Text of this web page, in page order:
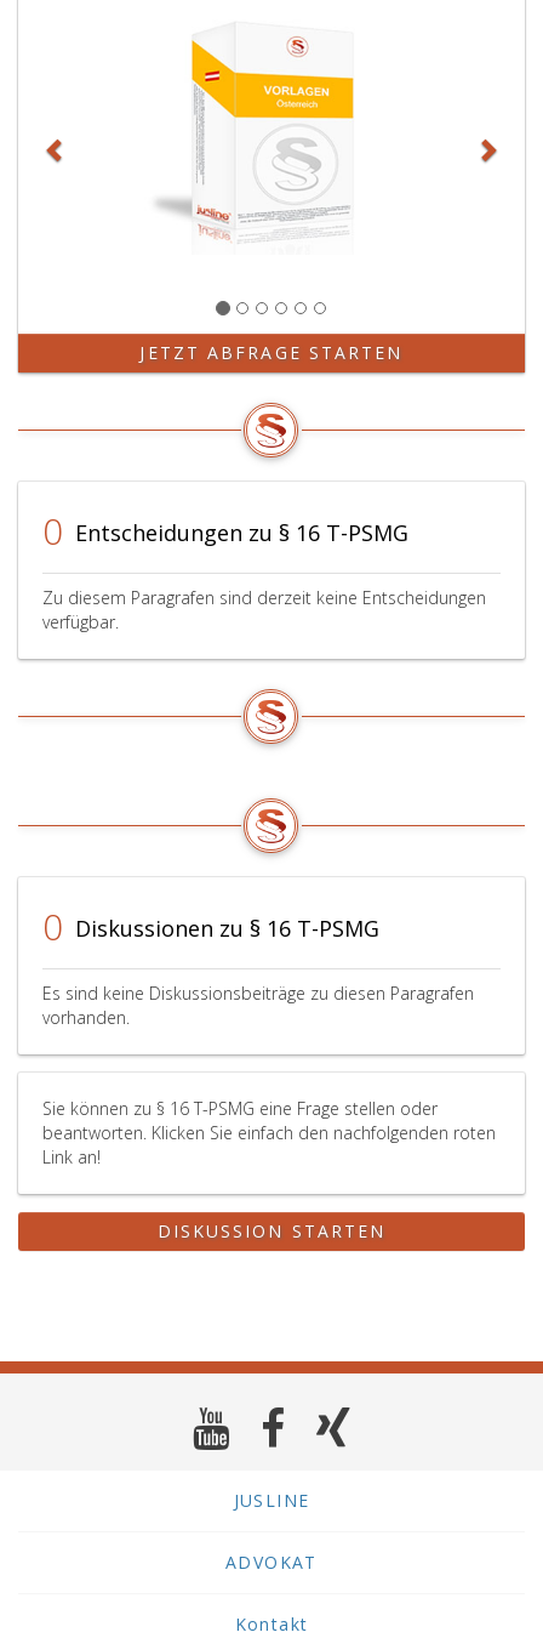
JETZT ABFRAGE STARTEN
0 Entscheidungen zu § 16 T-PSMG
Zu diesem Paragrafen sind derzeit keine Entscheidungen
verfügbar.
0 Diskussionen zu § 16 T-PSMG
Es sind keine Diskussionsbeiträge zu diesen Paragrafen
vorhanden.
Sie können zu § 16 T-PSMG eine Frage stellen oder
beantworten. Klicken Sie einfach den nachfolgenden roten
Link an!
DISKUSSION STARTEN
JUSLINE
ADVOKAT
Kontakt